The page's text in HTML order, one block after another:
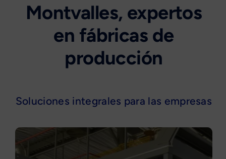
Montvalles, expertos
en fábricas de
producción
Soluciones integrales para las empresas